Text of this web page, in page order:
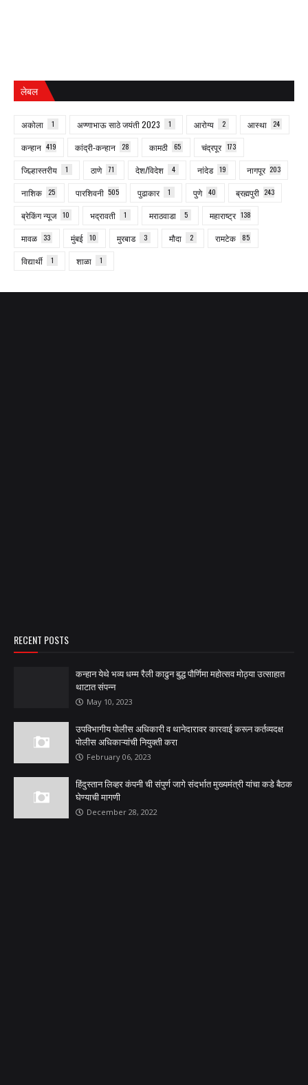
लेबल
अकोला 1 अण्णाभाऊ साठे जयंती 2023 1 आरोग्य 2 आस्था 24
कन्हान 419 कांद्री-कन्हान 28 कामठी 65 चंद्रपूर 173
जिल्हास्तरीय 1 ठाणे 71 देश/विदेश 4 नांदेड 19 नागपूर 203
नाशिक 25 पारशिवनी 505 पुढाकार 1 पुणे 40 ब्रह्मपुरी 243
ब्रेकिंग न्यूज 10 भद्रावती 1 मराठवाडा 5 महाराष्ट्र 138
मावळ 33 मुंबई 10 मुरबाड 3 मौदा 2 रामटेक 85
विद्यार्थी 1 शाळा 1
RECENT POSTS
कन्हान येथे भव्य धम्म रैली काढुन बुद्ध पौर्णिमा महोत्सव मोठ्या उत्साहात
थाटात संपन्न
May 10, 2023
उपविभागीय पोलीस अधिकारी व थानेदारावर कारवाई करून कर्तव्यदक्ष
पोलीस अधिकाऱ्यांची नियुक्ती करा
February 06, 2023
हिंदुस्तान लिव्हर कंपनी ची संपुर्ण जागे संदर्भात मुख्यमंत्री यांचा कडे बैठक
घेण्याची मागणी
December 28, 2022